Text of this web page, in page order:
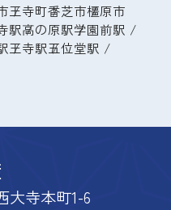
王寺町香芝市橿原市
駅高の原駅学園前駅
王寺駅五位堂駅
大寺本町1-6